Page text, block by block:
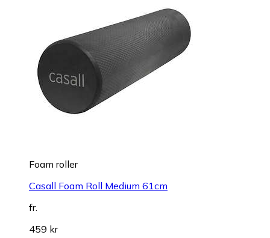
Foam roller
Casall Foam Roll Medium 61cm
fr.
459 kr